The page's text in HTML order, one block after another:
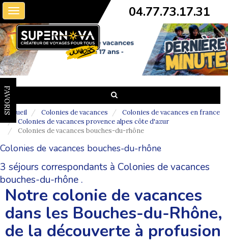
Toggle
navigation
04.77.73.17.31
FAVORIS
Accueil Colonies de vacances
Colonies de vacances en france
Colonies de vacances provence alpes côte d'azur
Colonies de vacances bouches-du-rhône
Colonies de vacances bouches-du-rhône
3 séjours correspondants à Colonies de vacances
bouches-du-rhône .
Notre colonie de vacances
dans les Bouches-du-Rhône,
de la découverte à profusion